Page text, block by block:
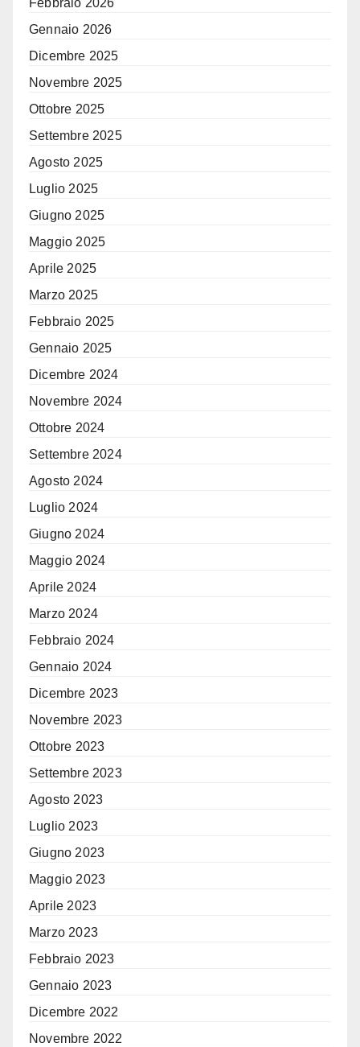
Febbraio 2026
Gennaio 2026
Dicembre 2025
Novembre 2025
Ottobre 2025
Settembre 2025
Agosto 2025
Luglio 2025
Giugno 2025
Maggio 2025
Aprile 2025
Marzo 2025
Febbraio 2025
Gennaio 2025
Dicembre 2024
Novembre 2024
Ottobre 2024
Settembre 2024
Agosto 2024
Luglio 2024
Giugno 2024
Maggio 2024
Aprile 2024
Marzo 2024
Febbraio 2024
Gennaio 2024
Dicembre 2023
Novembre 2023
Ottobre 2023
Settembre 2023
Agosto 2023
Luglio 2023
Giugno 2023
Maggio 2023
Aprile 2023
Marzo 2023
Febbraio 2023
Gennaio 2023
Dicembre 2022
Novembre 2022